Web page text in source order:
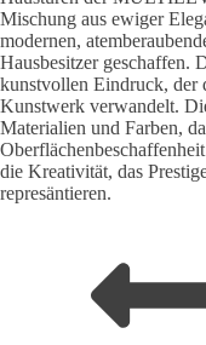
Mischung aus ewiger
modernen,
Hausbesitzer geschaffen.
kunstvollen Eindruck, der
Kunstwerk verwandelt.
Materialien und Farben,
die Kreativität, das
represäntieren.